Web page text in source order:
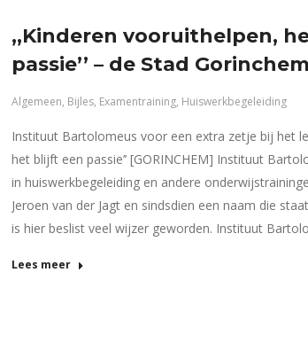
,,Kinderen vooruithelpen,
passie’’ – de Stad Gorinchem
Algemeen, Bijles, Examentraining, Huiswerkbegeleiding
Instituut Bartolomeus voor een extra zetje bij het
het blijft een passie’’ [GORINCHEM] Instituut
in huiswerkbegeleiding en andere
Jeroen van der Jagt en sindsdien een naam die
is hier beslist veel wijzer geworden. Instituut
Lees meer